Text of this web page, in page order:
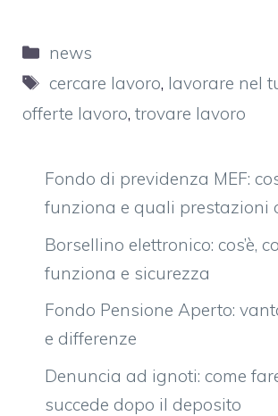
Categorie
news
Tag
cercare lavoro, lavorare nel
offerte lavoro, trovare lavoro
Fondo di previdenza MEF:
funziona e quali prestazioni
Borsellino elettronico: cos’è,
funziona e sicurezza
Fondo Pensione Aperto:
e differenze
Denuncia ad ignoti: come
succede dopo il deposito